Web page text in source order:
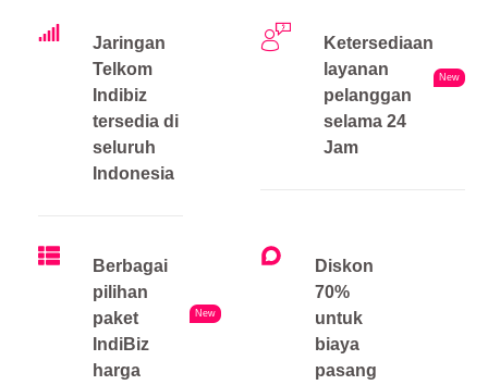
Jaringan
Telkom
Indibiz
tersedia di
seluruh
Indonesia
Ketersediaan
layanan
pelanggan
selama 24
Jam
New
Berbagai
pilihan
paket
IndiBiz
harga
New
Diskon
70%
untuk
biaya
pasang